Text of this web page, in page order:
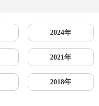
2024年
2021年
2018年